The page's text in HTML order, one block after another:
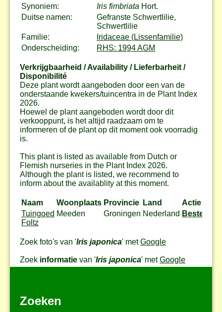
Synoniem:
Iris fimbriata Hort.
Duitse namen:
Gefranste Schwertlilie,
Schwertlilie
Familie:
Iridaceae (Lissenfamilie)
Onderscheiding:
RHS: 1994 AGM
Verkrijgbaarheid / Availability / Lieferbarheit /
Disponibilité
Deze plant wordt aangeboden door een van de
onderstaande kwekers/tuincentra in de Plant Index
2026.
Hoewel de plant aangeboden wordt door dit
verkooppunt, is het altijd raadzaam om te
informeren of de plant op dit moment ook voorradig
is.
This plant is listed as available from Dutch or
Flemish nurseries in the Plant Index 2026.
Although the plant is listed, we recommend to
inform about the availablity at this moment.
Naam Woonplaats Provincie Land
Actie
Tuingoed
Foltz
Meeden Groningen Nederland Bestel
Zoek foto's van 'Iris japonica' metGoogle
Zoek informatie van 'Iris japonica' metGoogle
Zoeken